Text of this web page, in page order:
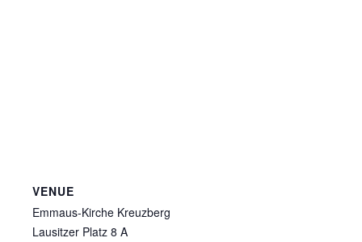
VENUE
Emmaus-Kirche Kreuzberg
Lausitzer Platz 8 A